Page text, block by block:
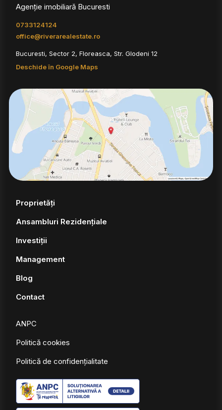
Agenție imobiliară Bucuresti
0733124124
office@riverarealestate.ro
Bucuresti, Sector 2, Floreasca, Str. Glodeni 12
Deschide în Google Maps
Proprietăți
Ansambluri Rezidențiale
Investiții
Management
Blog
Contact
ANPC
Politică cookies
Politică de confidențialitate